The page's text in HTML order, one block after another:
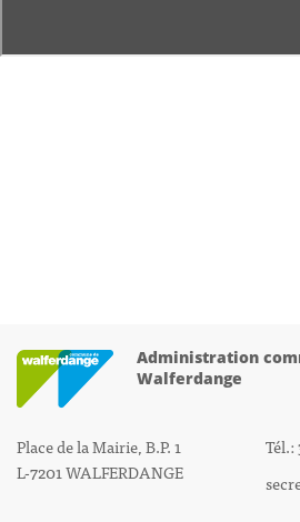
Administration
Walferdange
Place de la Mairie, B.P. 1
L-7201 WALFERDANGE
Tél.: